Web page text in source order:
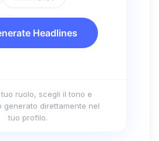
ruolo, scegli il tono e
generato direttamente nel
tuo profilo.